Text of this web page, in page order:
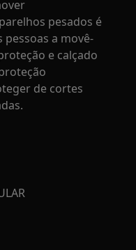
pesados é
a movê-
e calçado
de cortes